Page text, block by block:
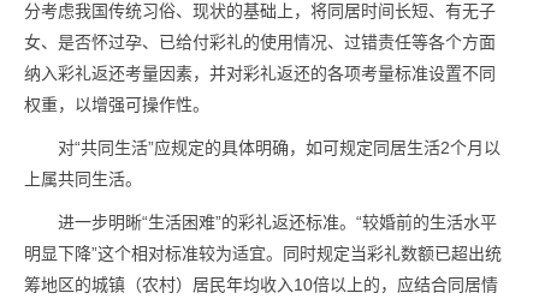
分考虑我国传统习俗、现状的基础上，将同居时间长短、有无子
女、是否怀过孕、已给付彩礼的使用情况、过错责任等各个方面
纳入彩礼返还考量因素，并对彩礼返还的各项考量标准设置不同
权重，以增强可操作性。
对“共同生活”应规定的具体明确，如可规定同居生活2个月以
上属共同生活。
进一步明晰“生活困难”的彩礼返还标准。“较婚前的生活水平
明显下降”这个相对标准较为适宜。同时规定当彩礼数额已超出统
筹地区的城镇（农村）居民年均收入10倍以上的，应结合同居情